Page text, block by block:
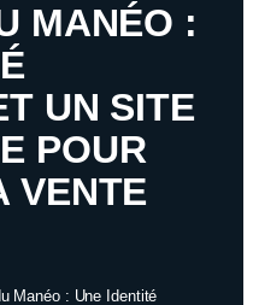
MANÉO :
UN SITE
POUR
VENTE
Manéo : Une Identité